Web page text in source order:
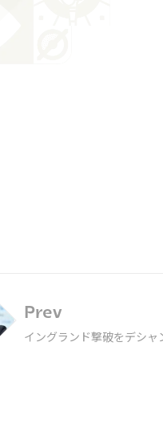
Prev
イングランド撃破をデシャ